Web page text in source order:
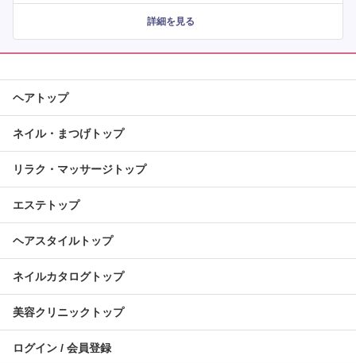
詳細を見る
ヘアトップ
ネイル・まつげトップ
リラク・マッサージトップ
エステトップ
ヘアスタイルトップ
ネイルカタログトップ
美容クリニックトップ
ログイン / 会員登録